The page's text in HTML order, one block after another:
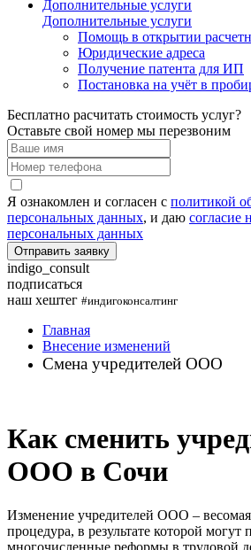
Дополнительные услуги
Дополнительные услуги
Помощь в открытии
Юридические адреса
Получение патента для ИП
Постановка на учёт в
Бесплатно расчитать стоимость услуг?
Оставьте свой номер мы перезвоним
Я ознакомлен и согласен с политикой
персональных данных, и даю согласие
персональных данных
indigo_consult
подписаться
наш хештег #индигоконсалтинг
Главная
Внесение изменений
Смена учредителей ООО
Как сменить
ООО в Сочи
Изменение учредителей ООО –
процедура, в результате которой могут
многочисленные реформы в трудовой